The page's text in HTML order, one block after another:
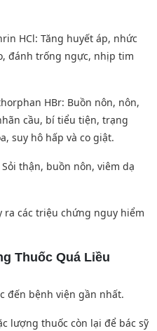
HCl: Tăng huyết áp, nhức
đánh trống ngực, nhịp tim
HBr: Buồn nôn, nôn,
cầu, bí tiểu tiện, trạng
suy hô hấp và co giật.
thận, buồn nôn, viêm dạ
ra các triệu chứng nguy hiểm
Thuốc Quá Liều
đến bệnh viện gần nhất.
lượng thuốc còn lại để bác sỹ